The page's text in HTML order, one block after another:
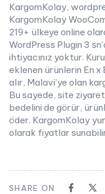
KargomKolay,
KargomKolay
219+ ülkeye online
WordPress Plugin 3
ihtiyacınız yoktur.
eklenen ürünlerin En x
alır, Malavi’ye olan
Bu sayede, site
bedelini de görür,
öder. KargomKolay
olarak fiyatlar
SHARE ON